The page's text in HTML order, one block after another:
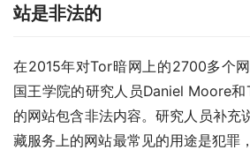
站是非法的
在2015年对Tor暗网上的2700多个
国王学院的研究人员Daniel Moore
的网站包含非法内容。研究人员补充
藏服务上的网站最常见的用途是犯罪